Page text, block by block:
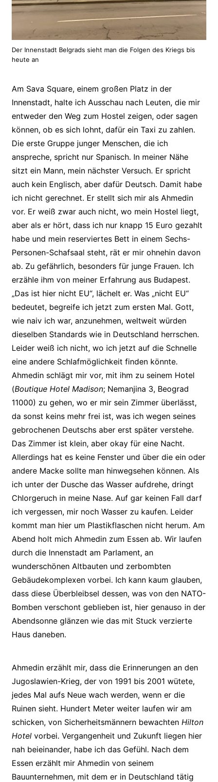
Der Innenstadt Belgrads sieht man die Folgen des Kriegs bis
heute an
Am Sava Square, einem großen Platz in der
Innenstadt, halte ich Ausschau nach Leuten, die mir
entweder den Weg zum Hostel zeigen, oder sagen
können, ob es sich lohnt, dafür ein Taxi zu zahlen.
Die erste Gruppe junger Menschen, die ich
anspreche, spricht nur Spanisch. In meiner Nähe
sitzt ein Mann, mein nächster Versuch. Er spricht
auch kein Englisch, aber dafür Deutsch. Damit habe
ich nicht gerechnet. Er stellt sich mir als Ahmedin
vor. Er weiß zwar auch nicht, wo mein Hostel liegt,
aber als er hört, dass ich nur knapp 15 Euro gezahlt
habe und mein reserviertes Bett in einem Sechs-
Personen-Schafsaal steht, rät er mir ohnehin davon
ab. Zu gefährlich, besonders für junge Frauen. Ich
erzähle ihm von meiner Erfahrung aus Budapest.
„Das ist hier nicht EU“, lächelt er. Was „nicht EU“
bedeutet, begreife ich jetzt zum ersten Mal. Gott,
wie naiv ich war, anzunehmen, weltweit würden
dieselben Standards wie in Deutschland herrschen.
Leider weiß ich nicht, wo ich jetzt auf die Schnelle
eine andere Schlafmöglichkeit finden könnte.
Ahmedin schlägt mir vor, mit ihm zu seinem Hotel
(Boutique Hotel Madison; Nemanjina 3, Beograd
11000) zu gehen, wo er mir sein Zimmer überlässt,
da sonst keins mehr frei ist, was ich wegen seines
gebrochenen Deutschs aber erst später verstehe.
Das Zimmer ist klein, aber okay für eine Nacht.
Allerdings hat es keine Fenster und über die ein oder
andere Macke sollte man hinwegsehen können. Als
ich unter der Dusche das Wasser aufdrehe, dringt
Chlorgeruch in meine Nase. Auf gar keinen Fall darf
ich vergessen, mir noch Wasser zu kaufen. Leider
kommt man hier um Plastikflaschen nicht herum. Am
Abend holt mich Ahmedin zum Essen ab. Wir laufen
durch die Innenstadt am Parlament, an
wunderschönen Altbauten und zerbombten
Gebäudekomplexen vorbei. Ich kann kaum glauben,
dass diese Überbleibsel dessen, was von den NATO-
Bomben verschont geblieben ist, hier genauso in der
Abendsonne glänzen wie das mit Stuck verzierte
Haus daneben.
Ahmedin erzählt mir, dass die Erinnerungen an den
Jugoslawien-Krieg, der von 1991 bis 2001 wütete,
jedes Mal aufs Neue wach werden, wenn er die
Ruinen sieht. Hundert Meter weiter laufen wir am
schicken, von Sicherheitsmännern bewachten Hilton
Hotelvorbei. Vergangenheit und Zukunft liegen hier
nah beieinander, habe ich das Gefühl. Nach dem
Essen erzählt mir Ahmedin von seinem
Bauunternehmen, mit dem er in Deutschland tätig